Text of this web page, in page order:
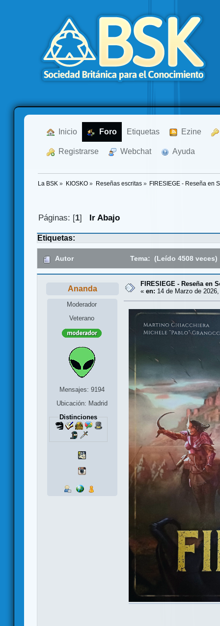
Inicio Foro Etiquetas Ezine
Registrarse Webchat Ayuda
La BSK » KIOSKO» Reseñas escritas» FIRESIEGE - Reseña en
Páginas: [1] Ir Abajo
Etiquetas:
Autor Tema: (Leído 4508 veces)
Ananda
Moderador
Veterano
Mensajes: 9194
Ubicación: Madrid
Distinciones
FIRESIEGE - Reseña en
« en: 14 de Marzo de